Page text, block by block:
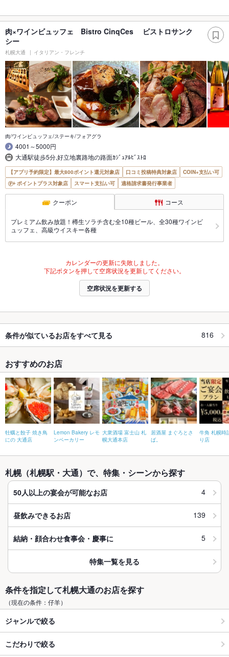
肉×ワインビュッフェ Bistro CinqCes ビストロサンク
シー
札幌大通 イタリアン・フレンチ
肉/ワインビュッフェ/ステーキ/フォアグラ
4001～5000円
大通駅徒歩5分,好立地裏路地の路面ｶｼﾞｭｱﾙﾋﾞｽﾄﾛ
【アプリ予約限定】最大800ポイント還元対象店 口コミ投稿特典対象店
COIN+支払い可
ポイントプラス対象店
スマート支払い可 適格請求書発行事業者
クーポン コース
プレミアム飲み放題！樽生ソラチ含む全10種ビール、全30種ワインビ
ュッフェ、高級ウイスキー各種
カレンダーの更新に失敗しました。
下記ボタンを押して空席状況を更新してください。
空席状況を更新する
条件が似ているお店をすべて見る 816
おすすめのお店
牡蠣と餃子 焼き鳥
にの 大通店
Lemon Bakery レモ
ンベーカリー
大衆酒場 富士山 札
幌大通本店
居酒屋 まぐろとさ
ば。
牛角 札幌時
り店
札幌（札幌駅・大通）で、特集・シーンから探す
50人以上の宴会が可能なお店 4
昼飲みできるお店 139
結納・顔合わせ食事会・慶事に 5
特集一覧を見る
条件を指定して札幌大通のお店を探す
（現在の条件：仔羊）
ジャンルで絞る
こだわりで絞る